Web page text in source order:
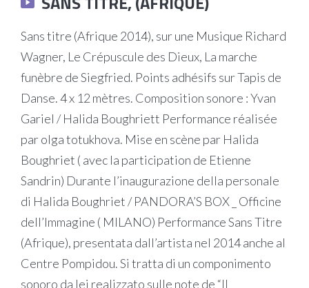
Sans titre (Afrique 2014), sur une Musique Richard
Wagner, Le Crépuscule des Dieux, La marche
funèbre de Siegfried. Points adhésifs sur Tapis de
Danse. 4 x 12 mètres. Composition sonore : Yvan
Gariel / Halida Boughriett Performance réalisée
par olga totukhova. Mise en scène par Halida
Boughriet ( avec la participation de Etienne
Sandrin) Durante l’inaugurazione della personale
di Halida Boughriet / PANDORA’S BOX _ Officine
dell’Immagine ( MILANO) Performance Sans Titre
(Afrique), presentata dall’artista nel 2014 anche al
Centre Pompidou. Si tratta di un componimento
sonoro da lei realizzato sulle note de “Il